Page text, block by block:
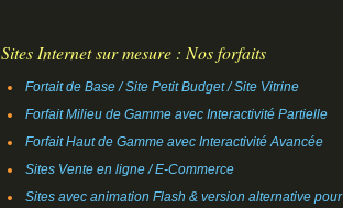
Sites Internet sur mesure : Nos forfaits
Fortait de Base / Site Petit Budget / Site Vitrine
Forfait Milieu de Gamme avec Interactivité Partielle
Forfait Haut de Gamme avec Interactivité Avancée
Sites Vente en ligne / E-Commerce
Sites avec animation Flash & version alternative pour